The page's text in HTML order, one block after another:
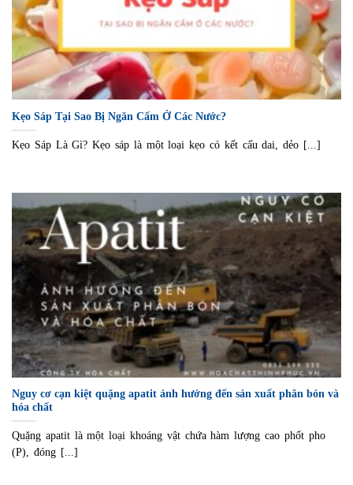
Kẹo Sáp Tại Sao Bị Ngăn Cấm Ở Các Nước?
Kẹo Sáp Là Gì? Kẹo sáp là một loại kẹo có kết cấu dai, dẻo [...]
Nguy cơ cạn kiệt quặng apatit ảnh hưởng đến sản xuất phân bón và
hóa chất
Quặng apatit là một loại khoáng vật chứa hàm lượng cao phốt pho
(P), đóng [...]